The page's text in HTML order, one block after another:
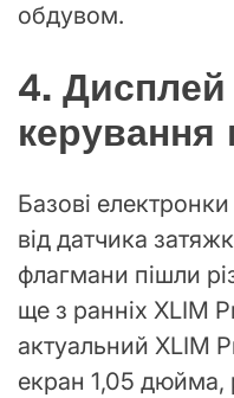
обдувом.
4. Дисплей
керування
Базові
від датчика
флагмани пішли
ще з ранніх XLIM
актуальний XLIM
екран 1,05 дюйма,